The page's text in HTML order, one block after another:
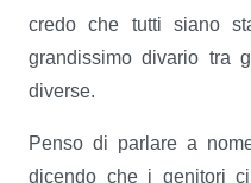
credo che tutti siano
grandissimo divario tra
diverse.
Penso di parlare a
dicendo che i genitori